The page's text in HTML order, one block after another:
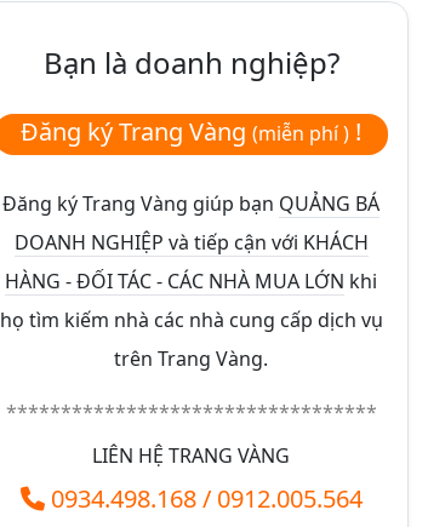
Bạn là doanh nghiệp?
Đăng ký Trang Vàng (miễn phí ) !
Đăng ký Trang Vàng giúp bạn QUẢNG BÁ
DOANH NGHIỆP và tiếp cận với KHÁCH
HÀNG - ĐỐI TÁC - CÁC NHÀ MUA LỚN khi
họ tìm kiếm nhà các nhà cung cấp dịch vụ
trên Trang Vàng.
**********************************
LIÊN HỆ TRANG VÀNG
0934.498.168/ 0912.005.564